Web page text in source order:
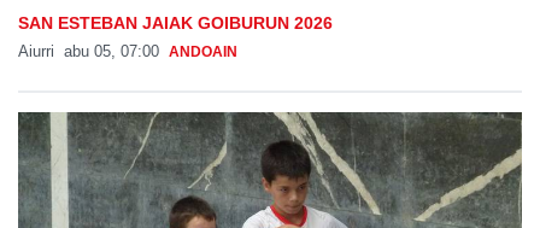
SAN ESTEBAN JAIAK GOIBURUN 2026
Aiurri abu 05, 07:00 ANDOAIN